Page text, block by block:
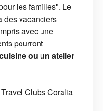
les familles". Le
des vacanciers
avec une
pourront
ou un atelier
Clubs Coralia